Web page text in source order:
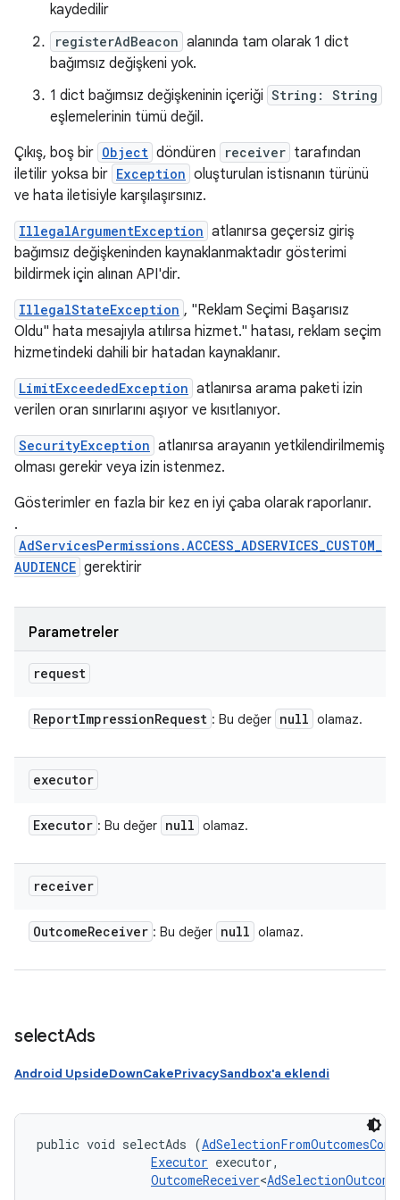
kaydedilir
registerAdBeacon alanında tam olarak 1 dict
bağımsız değişkeni yok.
1 dict bağımsız değişkeninin içeriği String: String
eşlemelerinin tümü değil.
Çıkış, boş bir Object döndüren receiver tarafından
iletilir yoksa bir Exception oluşturulan istisnanın türünü
ve hata iletisiyle karşılaşırsınız.
IllegalArgumentException atlanırsa geçersiz giriş
bağımsız değişkeninden kaynaklanmaktadır gösterimi
bildirmek için alınan API'dir.
IllegalStateException , "Reklam Seçimi Başarısız
Oldu" hata mesajıyla atılırsa hizmet." hatası, reklam seçim
hizmetindeki dahili bir hatadan kaynaklanır.
LimitExceededException atlanırsa arama paketi izin
verilen oran sınırlarını aşıyor ve kısıtlanıyor.
SecurityException atlanırsa arayanın yetkilendirilmemiş
olması gerekir veya izin istenmez.
Gösterimler en fazla bir kez en iyi çaba olarak raporlanır.
.
AdServicesPermissions.ACCESS_ADSERVICES_CUSTOM_
AUDIENCE gerektirir
Parametreler
request
ReportImpressionRequest : Bu değer null olamaz.
executor
Executor : Bu değer null olamaz.
receiver
OutcomeReceiver : Bu değer null olamaz.
selectAds
Android UpsideDownCakePrivacySandbox'a eklendi
public void selectAds (
Executor executor,
OutcomeReceiver<AdSelectionOutcome